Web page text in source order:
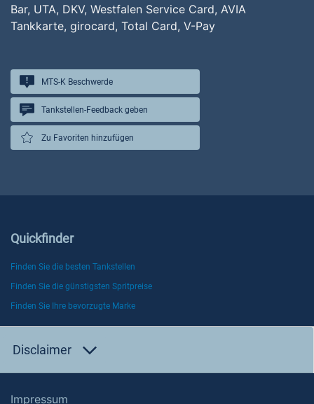
Bar, UTA, DKV, Westfalen Service Card, AVIA
Tankkarte, girocard, Total Card, V-Pay
MTS-K Beschwerde
Tankstellen-Feedback geben
Zu Favoriten hinzufügen
Quickfinder
Finden Sie die besten Tankstellen
Finden Sie die günstigsten Spritpreise
Finden Sie Ihre bevorzugte Marke
Disclaimer
Impressum